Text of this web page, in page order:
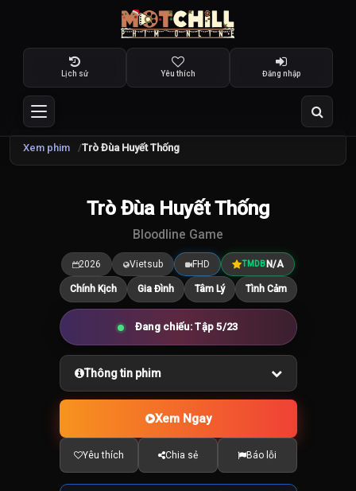
Lịch sử Yêu thích Đăng nhập
Xem phim Trò Đùa Huyết Thống
7.5/10
Trò Đùa Huyết Thống
Bloodline Game
2026 Vietsub FHD TMDB N/A
Chính Kịch Gia Đình Tâm Lý Tình Cảm
Đang chiếu: Tập 5/23
Thông tin phim
Xem Ngay
Yêu thích Chia sẻ Báo lỗi